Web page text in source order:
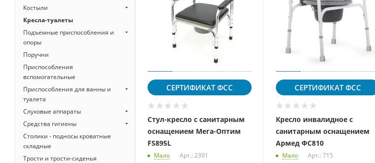
СЕРТИФИКАТФСС
Стул-кресло с санитарным
оснащением Мега-Оптим
FS895L
Мало Арт.: 2391
СЕРТИФИКАТФСС
Кресло инвалидное с
санитарным оснащением
Армед ФС810
Мало Арт.: 715
Костыли
Кресла-туалеты
Подъемные приспособления и
опоры
Поручни
Приспособления
вспомогательные
Приспособления для ванны и
туалета
Слуховые аппараты
Средства гигиены
Столики - подносы кроватные
складные
Трости и трости-сиденья